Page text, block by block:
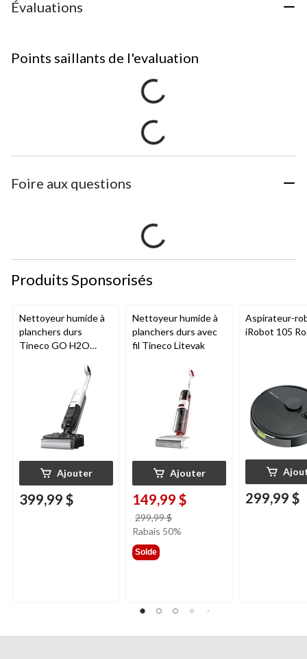
Évaluations
Points saillants de l'evaluation
Foire aux questions
Produits Sponsorisés
Nettoyeur humide à
planchers durs
Tineco GO H2O
Ajouter
399,99 $
Nettoyeur humide à
planchers durs avec
fil Tineco Litevak
Ajouter
149,99 $
299,99 $
était
Rabais 50%
Solde
Aspirateur-
iRobot 105
299,99 $